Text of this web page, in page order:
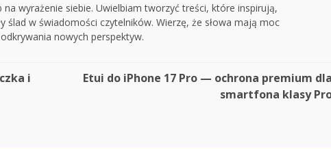
wyrażenie siebie. Uwielbiam tworzyć treści, które inspirują,
ślad w świadomości czytelników. Wierzę, że słowa mają moc
nowych perspektyw.
i
Etui do iPhone 17 Pro — ochrona premium
smartfona klasy